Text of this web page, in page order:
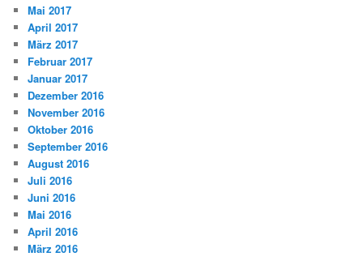
Mai 2017
April 2017
März 2017
Februar 2017
Januar 2017
Dezember 2016
November 2016
Oktober 2016
September 2016
August 2016
Juli 2016
Juni 2016
Mai 2016
April 2016
März 2016